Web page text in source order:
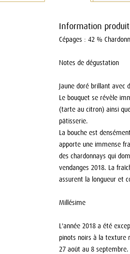
Information
Cépages : 42 %
Notes de dégustation
Jaune doré brillant avec
Le bouquet se révèle
(tarte au citron) ainsi
pâtisserie.
La bouche est
apporte une immense
des chardonnays qui
vendanges 2018. La
assurent la longueur et
Millésime
L'année 2018 a été
pinots noirs à la texture
27 août au 8 septembre.